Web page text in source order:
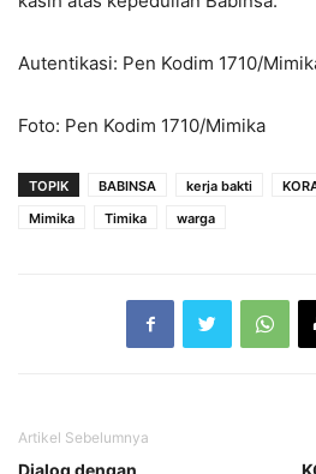
Autentikasi: Pen Kodim 1710/
Foto: Pen Kodim 1710/Mimika
TOPIK BABINSA kerja bakti
Mimika
Timika warga
Artikel Sebelumnya
Dialog dengan